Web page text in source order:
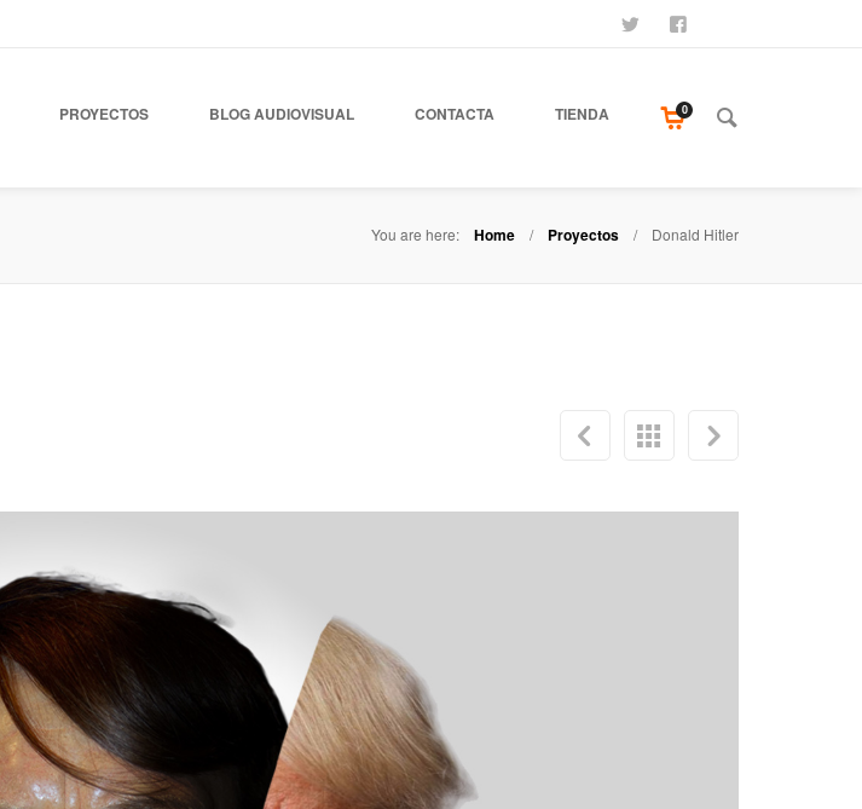
SÍGUENOS
PROYECTOS BLOG AUDIOVISUAL CONTACTA TIENDA 0
You are here: Home Proyectos Donald Hitler